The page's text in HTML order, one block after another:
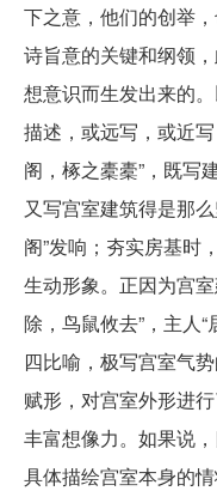
下之意，他们的创举
诗旨意的关键和纲领
想意识而生发出来的
描述，或远写，或近
阁，椓之橐橐”，既写
又写宫室建筑得是那
阁”发响；夯实房基时
生动形象。正因为宫
除，鸟鼠攸去”，主人
四比喻，极写宫室气
赋形，对宫室外形进
丰富想像力。如果说
具体描绘宫室本身的